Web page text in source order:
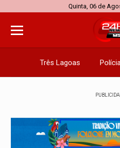
Quinta, 06 de
Três Lagoas